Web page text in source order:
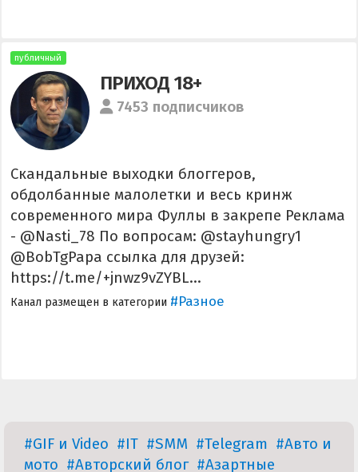
публичный
ПРИХОД 18+
7453 подписчиков
Скандальные выходки блоггеров,
обдолбанные малолетки и весь кринж
современного мира Фуллы в закрепе Реклама
- @Nasti_78 По вопросам: @stayhungry1
@BobTgPapa ссылка для друзей:
https://t.me/+jnwz9vZYBL...
Канал размещен в категории #Разное
#GIF и Video #IT #SMM #Telegram #Авто и
мото #Авторский блог #Азартные